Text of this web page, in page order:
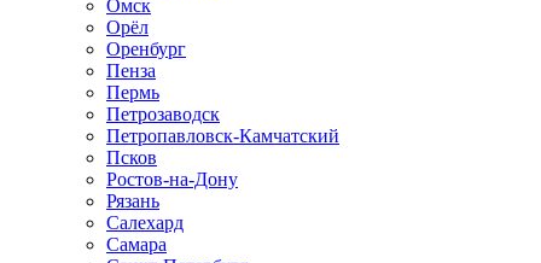
Омск
Орёл
Оренбург
Пенза
Пермь
Петрозаводск
Петропавловск-Камчатский
Псков
Ростов-на-Дону
Рязань
Салехард
Самара